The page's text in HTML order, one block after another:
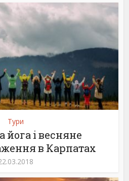
Тури
йога і весняне
в Карпатах